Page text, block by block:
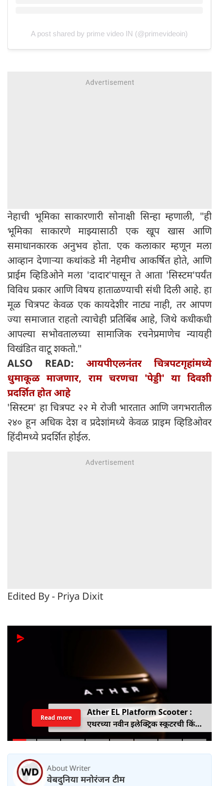
A post shared by prime video IN (@primevideoin)
नेहाची भूमिका साकारणारी सोनाक्षी सिन्हा म्हणाली, "ही
भूमिका साकारणे माझ्यासाठी एक खूप खास आणि
समाधानकारक अनुभव होता. एक कलाकार म्हणून मला
आव्हान देणाऱ्या कथांकडे मी नेहमीच आकर्षित होते, आणि
प्राईम व्हिडिओने मला 'दादार'पासून ते आता 'सिस्टम'पर्यंत
विविध प्रकार आणि विषय हाताळण्याची संधी दिली आहे. हा
मूळ चित्रपट केवळ एक कायदेशीर नाट्य नाही, तर आपण
ज्या समाजात राहतो त्याचेही प्रतिबिंब आहे, जिथे कधीकधी
आपल्या सभोवतालच्या सामाजिक रचनेप्रमाणेच न्यायही
विखंडित वाटू शकतो."
ALSO READ: आयपीएलनंतर चित्रपटगृहांमध्ये
धुमाकूळ माजणार, राम चरणचा 'पेड्डी' या दिवशी
प्रदर्शित होत आहे
'सिस्टम' हा चित्रपट २२ मे रोजी भारतात आणि जगभरातील
२४० हून अधिक देश व प्रदेशांमध्ये केवळ प्राइम व्हिडिओवर
हिंदीमध्ये प्रदर्शित होईल.
Edited By - Priya Dixit
Ather EL Platform Scooter :
एथरच्या नवीन इलेक्ट्रिक स्कूटरची किंमत
जाहीर, जाणून घ्या कोनार्कमध्ये कोणती
Read more
About Writer
वेबदुनिया मनोरंजन टीम